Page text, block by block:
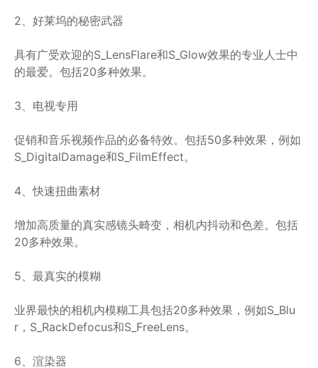
2、好莱坞的秘密武器
具有广受欢迎的S_LensFlare和S_Glow效果的专业人士中
的最爱。包括20多种效果。
3、电视专用
促销和音乐视频作品的必备特效。包括50多种效果，例如
S_DigitalDamage和S_FilmEffect。
4、快速扭曲素材
增加高质量的真实感镜头畸变，相机内抖动和色差。包括
20多种效果。
5、最真实的模糊
业界最快的相机内模糊工具包括20多种效果，例如S_Blu
r，S_RackDefocus和S_FreeLens。
6、渲染器